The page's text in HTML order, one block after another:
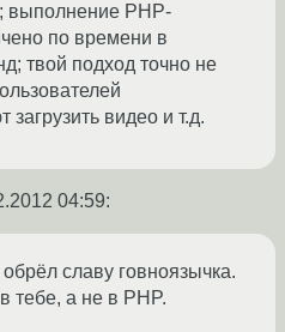
выполнение PHP-
по времени в
твой подход точно не
видео и т.д.
04:59:
славу говноязычка.
тебе, а не в PHP.